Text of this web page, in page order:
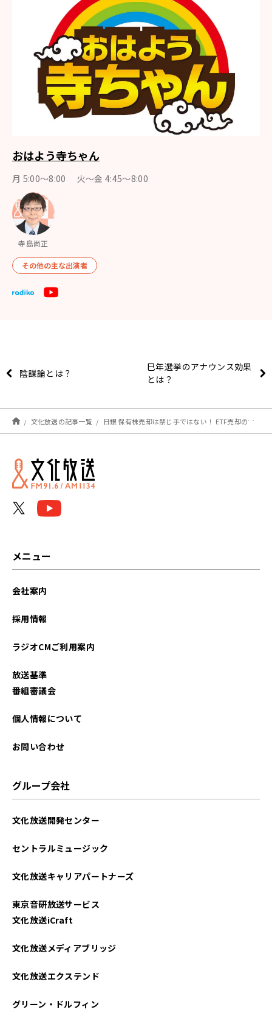
おはよう寺ちゃん
月 5:00～8:00 火～金 4:45～8:00
寺島尚正
その他の主な出演者
陰謀論とは？
巳年選挙のアナウンス効果
とは？
文化放送の記事一覧 日銀 保有株売却は禁じ手ではない！ ETF売却の影響は株式市場よりも金融引き締め
メニュー
会社案内
採用情報
ラジオCMご利用案内
放送基準
番組審議会
個人情報について
お問い合わせ
グループ会社
文化放送開発センター
セントラルミュージック
文化放送キャリアパートナーズ
東京音研放送サービス
文化放送iCraft
文化放送メディアブリッジ
文化放送エクステンド
グリーン・ドルフィン